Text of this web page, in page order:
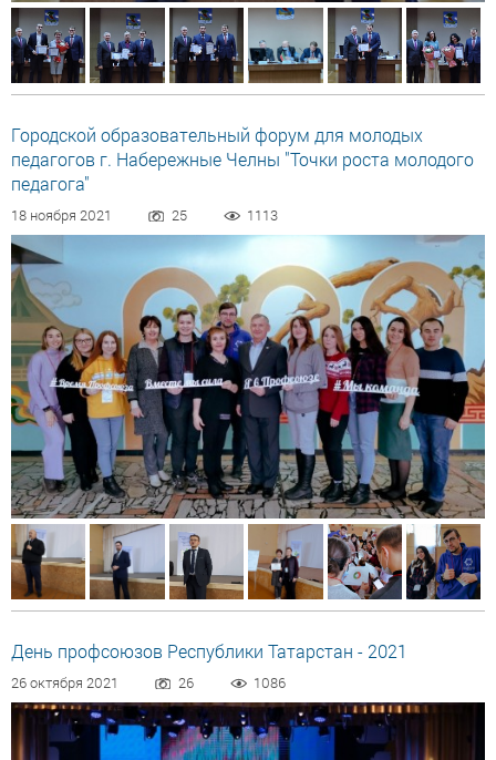
Городской образовательный форум для молодых
педагогов г. Набережные Челны "Точки роста молодого
педагога"
18 ноября 2021 25 1113
День профсоюзов Республики Татарстан - 2021
26 октября 2021 26 1086